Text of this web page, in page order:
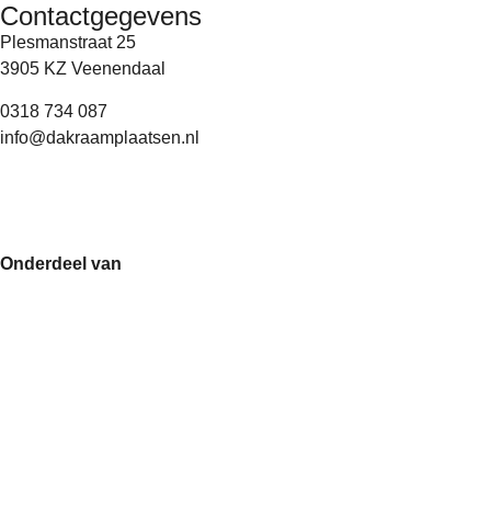
Contactgegevens
Plesmanstraat 25
3905 KZ Veenendaal
0318 734 087
info@dakraamplaatsen.nl
Onderdeel van